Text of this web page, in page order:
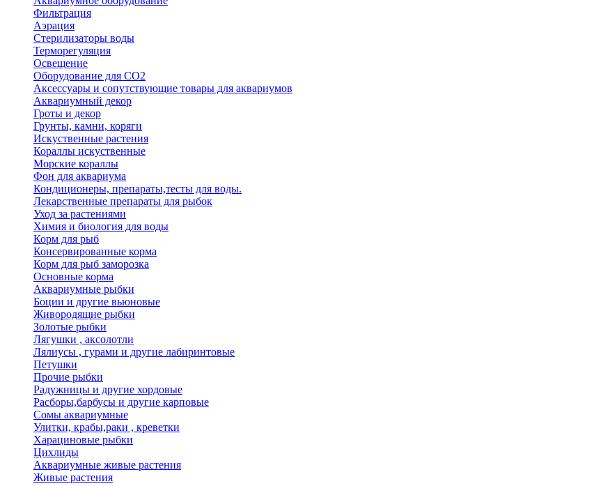
Фильтрация
Аэрация
Стерилизаторы воды
Терморегуляция
Освещение
Оборудование для CO2
Аксессуары и сопутствующие товары для аквариумов
Аквариумный декор
Гроты и декор
Грунты, камни, коряги
Искуственные растения
Кораллы искуственные
Морские кораллы
Фон для аквариума
Кондиционеры, препараты,тесты для воды.
Лекарственные препараты для рыбок
Уход за растениями
Химия и биология для воды
Корм для рыб
Консервированные корма
Корм для рыб заморозка
Основные корма
Аквариумные рыбки
Боции и другие вьюновые
Живородящие рыбки
Золотые рыбки
Лягушки , аксолотли
Лялиусы , гурами и другие лабиринтовые
Петушки
Прочие рыбки
Радужницы и другие хордовые
Расборы,барбусы и другие карповые
Сомы аквариумные
Улитки, крабы,раки , креветки
Харациновые рыбки
Цихлиды
Аквариумные живые растения
Живые растения